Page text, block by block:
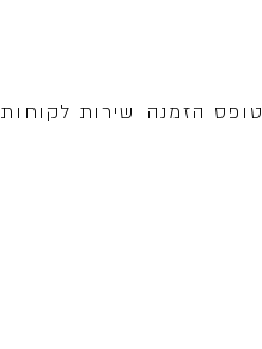
טופס הזמנה שירות לקוחות